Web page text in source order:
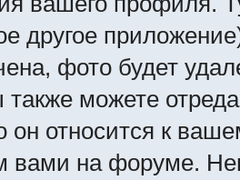
другое
фото будет
также можете
он относится к
на форуме.